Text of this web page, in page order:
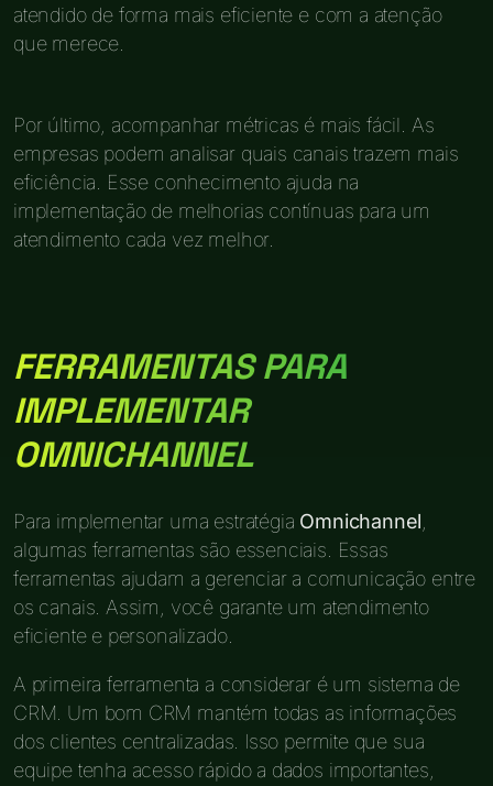
atendido de forma mais eficiente e com a atenção
que merece.
Por último, acompanhar métricas é mais fácil. As
empresas podem analisar quais canais trazem mais
eficiência. Esse conhecimento ajuda na
implementação de melhorias contínuas para um
atendimento cada vez melhor.
FERRAMENTAS PARA
IMPLEMENTAR
OMNICHANNEL
Para implementar uma estratégia Omnichannel
algumas ferramentas são essenciais. Essas
ferramentas ajudam a gerenciar a comunicação entre
os canais. Assim, você garante um atendimento
eficiente e personalizado.
A primeira ferramenta a considerar é um sistema de
CRM. Um bom CRM mantém todas as informações
dos clientes centralizadas. Isso permite que sua
equipe tenha acesso rápido a dados importantes,